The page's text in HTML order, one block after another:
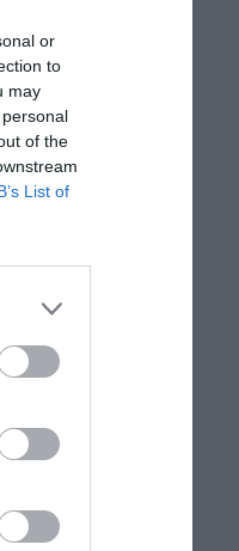
or
to
may
of the
List of